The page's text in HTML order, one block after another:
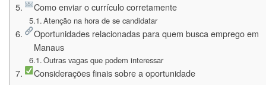
Como enviar o currículo corretamente
Atenção na hora de se candidatar
Oportunidades relacionadas para quem busca emprego em
Manaus
Outras vagas que podem interessar
Considerações finais sobre a oportunidade